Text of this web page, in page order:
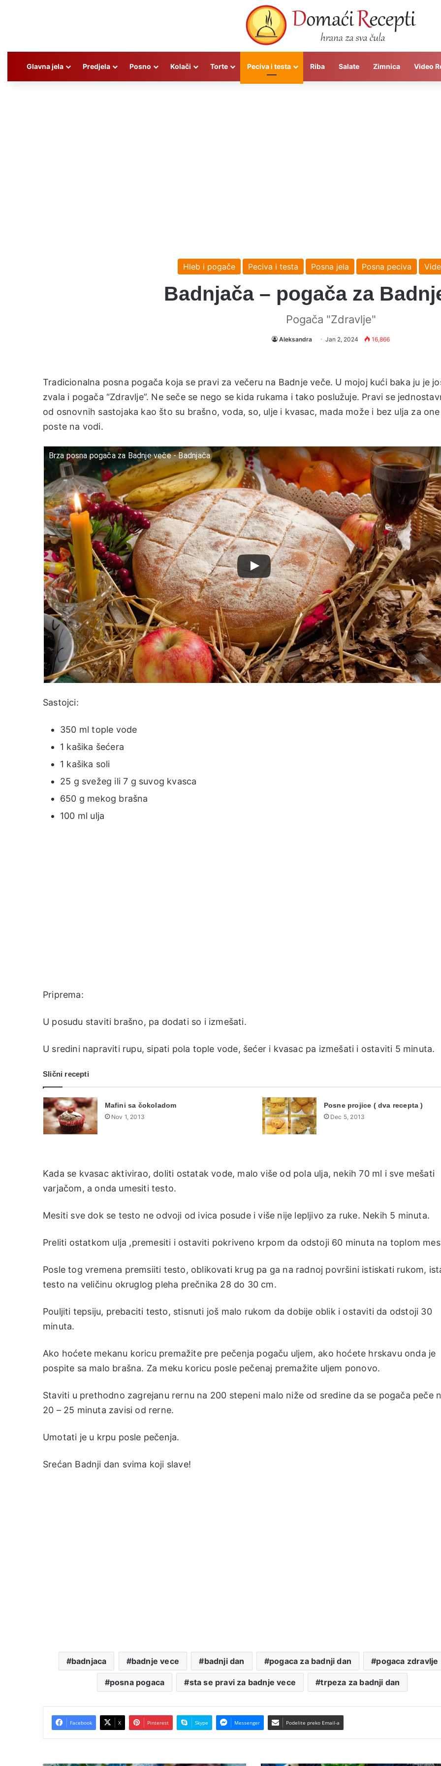
Glavna jela Predjela Posno Kolači Torte Peciva i testa Riba Salate Zimnica Video
Hleb i pogače Peciva i testa Posna jela Posna peciva
Badnjača – pogača za
Pogača "Zdravlje"
Aleksandra Jan 2, 2024 16,866
Tradicionalna posna pogača koja se pravi za večeru na Badnje veče. U mojoj kući baka ju je
zvala i pogača “Zdravlje”. Ne seče se nego se kida rukama i tako poslužuje. Pravi se
od osnovnih sastojaka kao što su brašno, voda, so, ulje i kvasac, mada može i bez ulja za
poste na vodi.
Brza posna pogača za Badnje veče - Badnjača
Sastojci:
350 ml tople vode
1 kašika šećera
1 kašika soli
25 g svežeg ili 7 g suvog kvasca
650 g mekog brašna
100 ml ulja
Priprema:
U posudu staviti brašno, pa dodati so i izmešati.
U sredini napraviti rupu, sipati pola tople vode, šećer i kvasac pa izmešati i ostaviti 5 minuta.
Slični recepti
Mafini sa čokoladom
Nov 1, 2013
Posne projice ( dva recepta )
Dec 5, 2013
Kada se kvasac aktivirao, doliti ostatak vode, malo više od pola ulja, nekih 70 ml i sve mešati
varjačom, a onda umesiti testo.
Mesiti sve dok se testo ne odvoji od ivica posude i više nije lepljivo za ruke. Nekih 5 minuta.
Preliti ostatkom ulja ,premesiti i ostaviti pokriveno krpom da odstoji 60 minuta na toplom
Posle tog vremena premsiiti testo, oblikovati krug pa ga na radnoj površini istiskati rukom,
testo na veličinu okruglog pleha prečnika 28 do 30 cm.
Pouljiti tepsiju, prebaciti testo, stisnuti još malo rukom da dobije oblik i ostaviti da odstoji 30
minuta.
Ako hoćete mekanu koricu premažite pre pečenja pogaču uljem, ako hoćete hrskavu onda je
pospite sa malo brašna. Za meku koricu posle pečenaj premažite uljem ponovo.
Staviti u prethodno zagrejanu rernu na 200 stepeni malo niže od sredine da se pogača peče
20 – 25 minuta zavisi od rerne.
Umotati je u krpu posle pečenja.
Srećan Badnji dan svima koji slave!
badnjaca badnje vece badnji dan pogaca za badnji dan pogaca zdravlje
posna pogaca sta se pravi za badnje vece trpeza za badnji dan
Facebook X Pinterest Skype Messenger Podelite preko Email-a